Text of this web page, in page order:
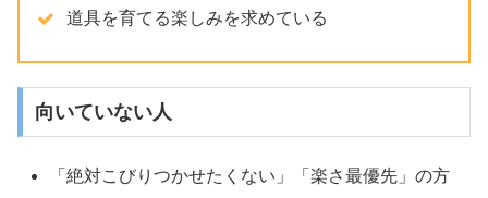
道具を育てる楽しみを求めている
向いていない人
「絶対こびりつかせたくない」「楽さ最優先」の方